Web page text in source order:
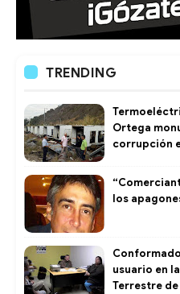
TRENDING
Ortega
corrupción
los
usuario en
Terrestre